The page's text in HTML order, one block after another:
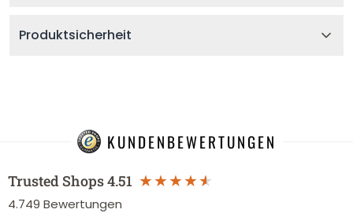
Produktsicherheit
KUNDENBEWERTUNGEN
Trusted Shops4.51
4.749 Bewertungen